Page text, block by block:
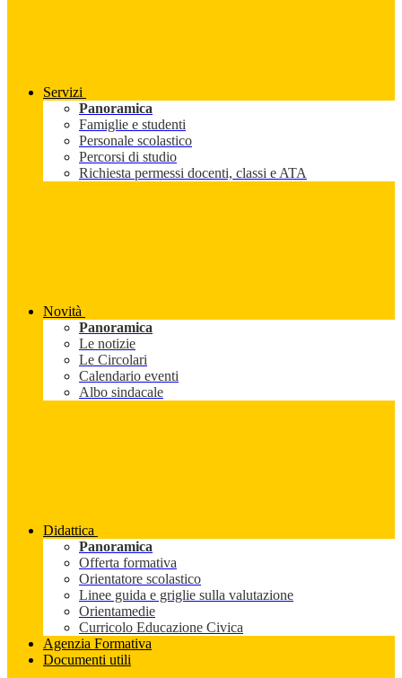
Servizi
Panoramica
Famiglie e studenti
Personale scolastico
Percorsi di studio
Richiesta permessi docenti, classi e ATA
Novità
Panoramica
Le notizie
Le Circolari
Calendario eventi
Albo sindacale
Didattica
Panoramica
Offerta formativa
Orientatore scolastico
Linee guida e griglie sulla valutazione
Orientamedie
Curricolo Educazione Civica
Agenzia Formativa
Documenti utili